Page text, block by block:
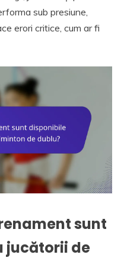
sub presiune,
erori critice, cum ar fi
sunt
jucătorii de